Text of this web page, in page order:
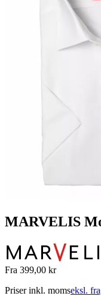
MARVELIS
Fra 399,00 kr
Priser inkl. momseksl.